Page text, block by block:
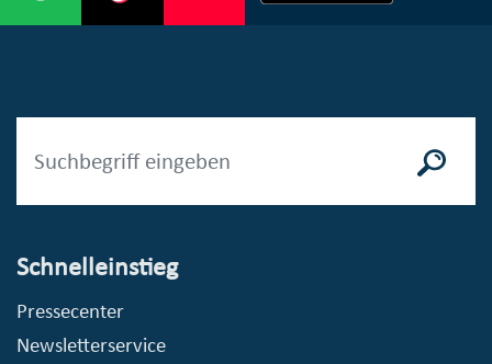
Schnelleinstieg
Pressecenter
Newsletterservice